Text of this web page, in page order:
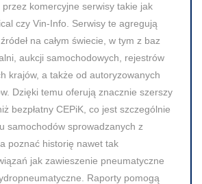
komercyjne serwisy takie jak
czy Vin-Info. Serwisy te agregują
na całym świecie, w tym z baz
aukcji samochodowych, rejestrów
krajów, a także od autoryzowanych
Dzięki temu oferują znacznie szerszy
bezpłatny CEPiK, co jest szczególnie
samochodów sprowadzanych z
poznać historię nawet tak
jak zawieszenie pneumatyczne
Raporty pomogą